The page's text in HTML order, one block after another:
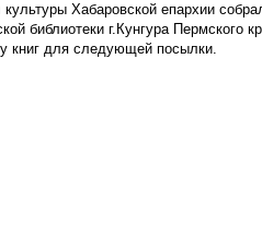
Хабаровской епархии
библиотеки г.Кунгура Пермского
книг для следующей посылки.